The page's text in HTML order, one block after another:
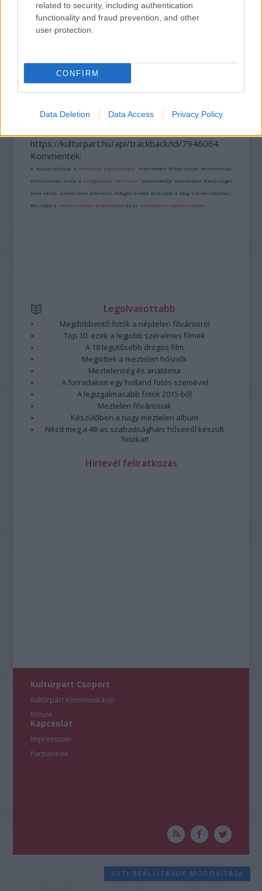
related to security, including authentication
functionality and fraud prevention, and other
user protection.
CONFIRM
Data Deletion Data Access Privacy Policy
A SZTÁROK FOTÓSA, A VÁROS FIA – SZIPÁL
MÁRTON ELŐTT TISZTELEG DEBRECEN
https://kulturpart.hu/api/trackback/id/7946064
Kommentek:
A hozzászólások avonatkozó jogszabályok értelmében felhasználói tartalomnak
minősülnek, értük a szolgáltatás technikai üzemeltetője semmilyen felelősséget
nem vállal, azokat nem ellenőrzi. Kifogás esetén forduljon a blog szerkesztőjéhez.
Részletek a Felhasználási feltételekben és azadatvédelmi tájékoztatóban
Legolvasottabb
Megdöbbentő fotók a néptelen fővárosról
Top 10: ezek a legjobb szerelmes filmek
A 10 legütősebb drogos film
Megjöttek a meztelen hősnők
Meztelenség és anatómia
A forradalom egy holland fotós szemével
A legizgalmasabb fotók 2015-ből
Meztelen fővárosiak
Készülőben a nagy meztelen album
Nézd meg a 48-as szabadságharc hőseiről készült
fotókat!
Hírlevél feliratkozás
Kultúrpart Csoport
Kultúrpart Kommunikáció
Rólunk
Kapcsolat
Impresszum
Partnereink
SÜTI BEÁLLÍTÁSOK MÓDOSÍTÁSA